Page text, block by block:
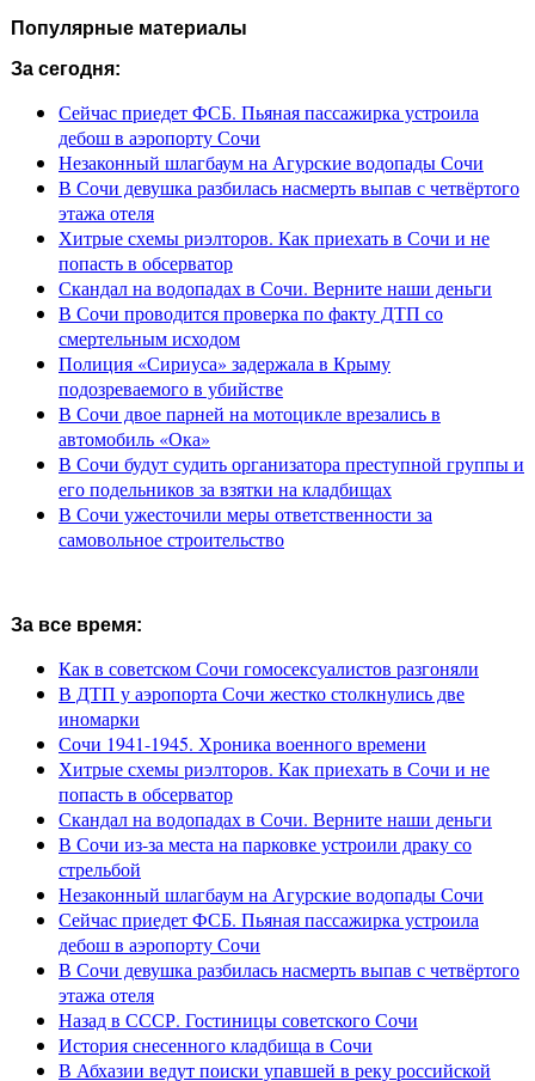
Популярные материалы
За сегодня:
Сейчас приедет ФСБ. Пьяная пассажирка устроила
дебош в аэропорту Сочи
Незаконный шлагбаум на Агурские водопады Сочи
В Сочи девушка разбилась насмерть выпав с четвёртого
этажа отеля
Хитрые схемы риэлторов. Как приехать в Сочи и не
попасть в обсерватор
Скандал на водопадах в Сочи. Верните наши деньги
В Сочи проводится проверка по факту ДТП со
смертельным исходом
Полиция «Сириуса» задержала в Крыму
подозреваемого в убийстве
В Сочи двое парней на мотоцикле врезались в
автомобиль «Ока»
В Сочи будут судить организатора преступной группы и
его подельников за взятки на кладбищах
В Сочи ужесточили меры ответственности за
самовольное строительство
За все время:
Как в советском Сочи гомосексуалистов разгоняли
В ДТП у аэропорта Сочи жестко столкнулись две
иномарки
Сочи 1941-1945. Хроника военного времени
Хитрые схемы риэлторов. Как приехать в Сочи и не
попасть в обсерватор
Скандал на водопадах в Сочи. Верните наши деньги
В Сочи из-за места на парковке устроили драку со
стрельбой
Незаконный шлагбаум на Агурские водопады Сочи
Сейчас приедет ФСБ. Пьяная пассажирка устроила
дебош в аэропорту Сочи
В Сочи девушка разбилась насмерть выпав с четвёртого
этажа отеля
Назад в СССР. Гостиницы советского Сочи
История снесенного кладбища в Сочи
В Абхазии ведут поиски упавшей в реку российской